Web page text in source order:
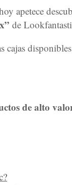
apetece
de
cajas
de alto